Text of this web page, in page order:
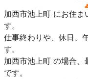
加西市池上町 にお住ま
す。
仕事終わりや、休日、
す。
加西市池上町 の場合
です。